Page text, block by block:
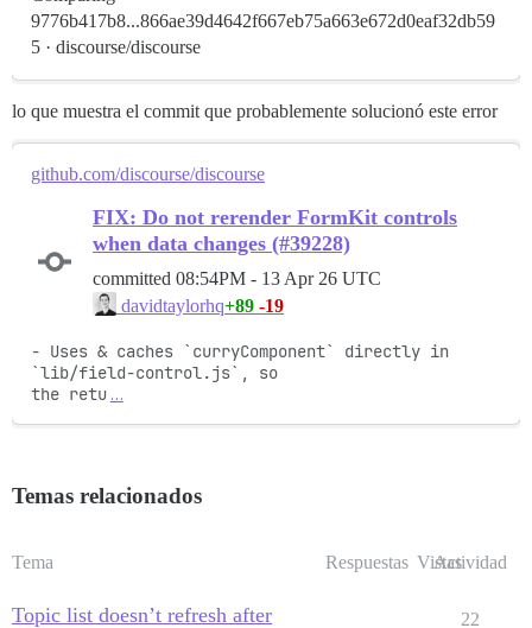
9776b417b8...866ae39d4642f667eb75a663e672d0eaf32db59
5 · discourse/discourse
lo que muestra el commit que probablemente solucionó este error
github.com/discourse/discourse
FIX: Do not rerender FormKit controls
when data changes (#39228)
committed 08:54PM - 13 Apr 26 UTC
davidtaylorhq+89 -19
- Uses & caches `curryComponent` directly in
`lib/field-control.js`, so
the retu …
Temas relacionados
Tema Respuestas Vistas
Actividad
Topic list doesn’t refresh after
22